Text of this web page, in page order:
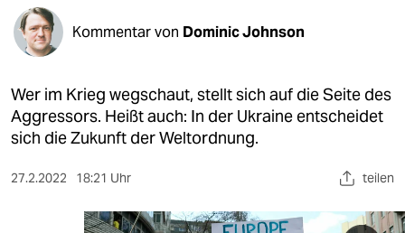
öko
gesellschaft
kultur
sport
berlin
Kommentar von Dominic Johnson
Wer im Krieg wegschaut, stellt sich auf die Seite des
Aggressors. Heißt auch: In der Ukraine entscheidet
sich die Zukunft der Weltordnung.
27.2.2022 18:21 Uhr teilen